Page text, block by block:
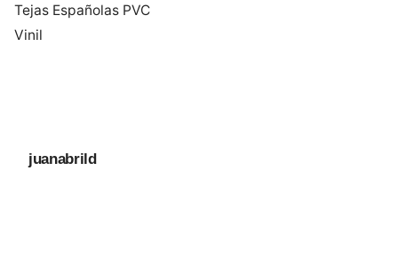
Tejas Españolas PVC
Vinil
juanabrild